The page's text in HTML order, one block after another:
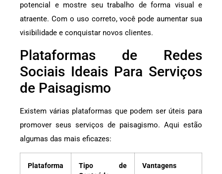
potencial e mostre seu trabalho de forma visual e
atraente. Com o uso correto, você pode aumentar sua
visibilidade e conquistar novos clientes.
Plataformas de Redes
Sociais Ideais Para Serviços
de Paisagismo
Existem várias plataformas que podem ser úteis para
promover seus serviços de paisagismo. Aqui estão
algumas das mais eficazes:
Plataforma
Tipo de
Vantagens